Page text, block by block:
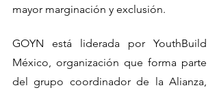
mayor marginación y exclusión.
GOYN está liderada por YouthBuild
México, organización que forma parte
del grupo coordinador de la Alianza,